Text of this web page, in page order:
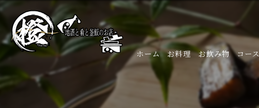
ホーム お料理 お飲み物 コー